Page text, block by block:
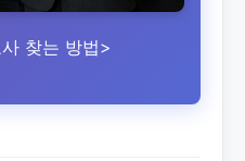
찾는 방법>